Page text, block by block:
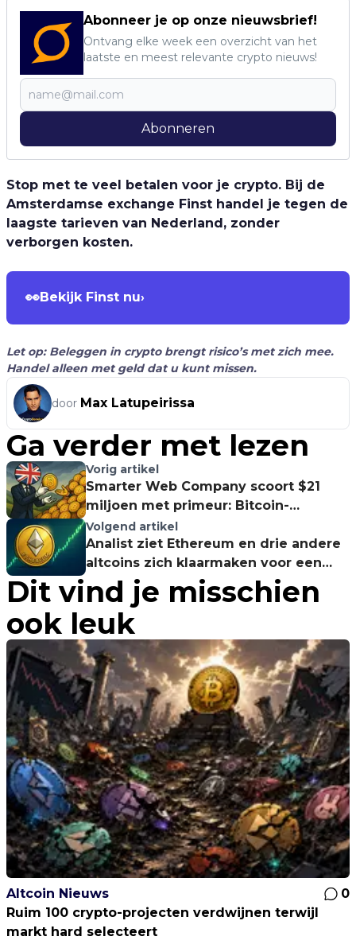
Abonneer je op onze nieuwsbrief!
Ontvang elke week een overzicht van het
laatste en meest relevante crypto nieuws!
Abonneren
Stop met te veel betalen voor je crypto. Bij de
Amsterdamse exchange Finst handel je tegen de
laagste tarieven van Nederland, zonder
verborgen kosten.
👀Bekijk Finst nu›
Let op: Beleggen in crypto brengt risico’s met zich mee.
Handel alleen met geld dat u kunt missen.
door Max Latupeirissa
Ga verder met lezen
Vorig artikel
Smarter Web Company scoort $21
miljoen met primeur: Bitcoin-
obligatie op London Stock Exchange!
Volgend artikel
Analist ziet Ethereum en drie andere
altcoins zich klaarmaken voor een
Dit vind je misschien
ook leuk
Altcoin Nieuws
0
Ruim 100 crypto-projecten verdwijnen terwijl
markt hard selecteert